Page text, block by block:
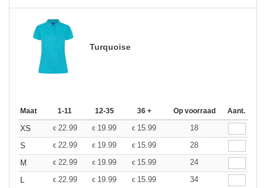
Turquoise
Maat 1-11 12-35 36 + Op voorraad Aant.
XS € 22.99 € 19.99 € 15.99
18
S
€ 22.99 € 19.99 € 15.99
28
M
€ 22.99 € 19.99 € 15.99
24
L
€ 22.99 € 19.99 € 15.99
34